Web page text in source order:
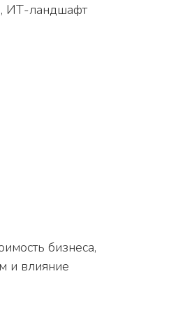
ИТ-ландшафт
бизнеса,
и влияние